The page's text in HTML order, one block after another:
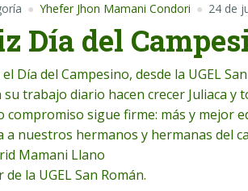
Yhefer Jhon Mamani Condori 24 de
Día del
Día del Campesino, desde la UGEL
su trabajo diario hacen crecer Juliaca y
compromiso sigue firme: más y mejor
a nuestros hermanos y hermanas del
Mamani Llano
la UGEL San Román.